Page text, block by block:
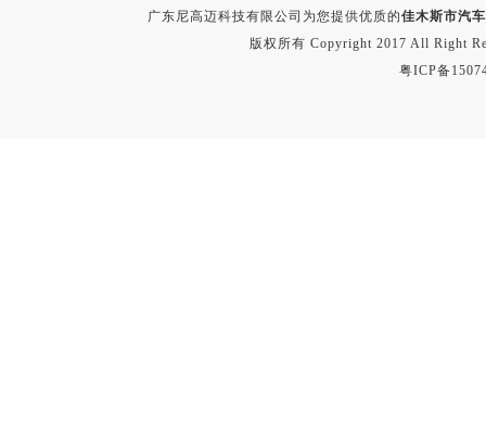
广东尼高迈科技有限公司为您提供优质的佳木斯市汽
版权所有 Copyright 2017 All Right
粤ICP备